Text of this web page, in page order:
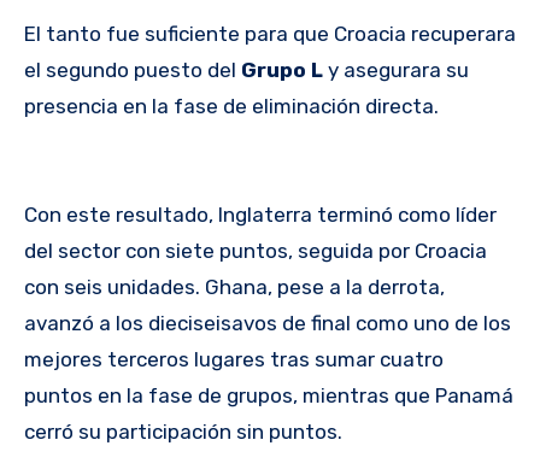
El tanto fue suficiente para que Croacia recuperara
el segundo puesto del Grupo L y asegurara su
presencia en la fase de eliminación directa.
Con este resultado, Inglaterra terminó como líder
del sector con siete puntos, seguida por Croacia
con seis unidades. Ghana, pese a la derrota,
avanzó a los dieciseisavos de final como uno de los
mejores terceros lugares tras sumar cuatro
puntos en la fase de grupos, mientras que Panamá
cerró su participación sin puntos.